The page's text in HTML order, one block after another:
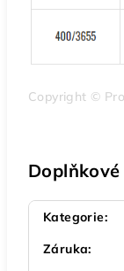
Copyright ©
Kategorie:
Záruka: